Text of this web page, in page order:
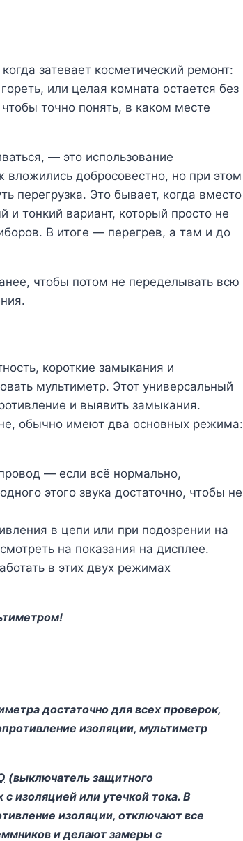
затевает косметический ремонт:
или целая комната остается без
точно понять, в каком месте
— это использование
добросовестно, но при этом
перегрузка. Это бывает, когда вместо
тонкий вариант, который просто не
В итоге — перегрев, а там и до
чтобы потом не переделывать всю
короткие замыкания и
мультиметр. Этот универсальный
и выявить замыкания.
обычно имеют два основных режима:
— если всё нормально,
этого звука достаточно, чтобы не
в цепи или при подозрении на
на показания на дисплее.
в этих двух режимах
достаточно для всех проверок,
изоляции, мультиметр
(выключатель защитного
изоляцией или утечкой тока. В
изоляции, отключают все
и делают замеры с